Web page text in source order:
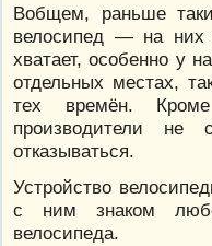
Вобщем, раньше
велосипед — на них
хватает, особенно у
отдельных местах,
тех времён.
производители не
отказываться.
Устройство
с ним знаком
велосипеда.